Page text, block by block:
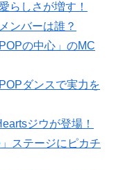
らしさが増す！
ンバーは誰？
の中心」のMC
ダンスで実力を
ジウが登場！
ステージにピカチ